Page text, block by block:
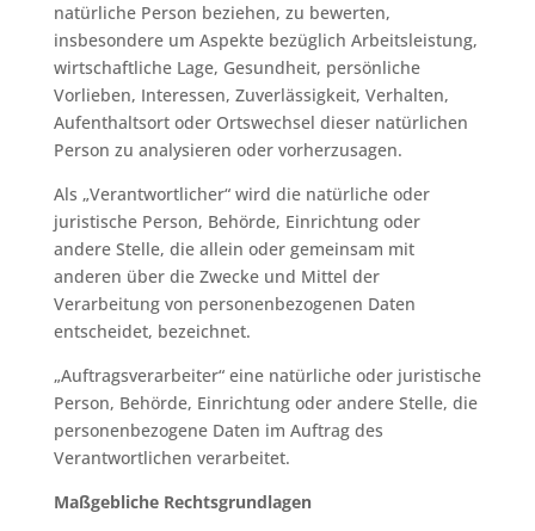
natürliche Person beziehen, zu bewerten,
insbesondere um Aspekte bezüglich Arbeitsleistung,
wirtschaftliche Lage, Gesundheit, persönliche
Vorlieben, Interessen, Zuverlässigkeit, Verhalten,
Aufenthaltsort oder Ortswechsel dieser natürlichen
Person zu analysieren oder vorherzusagen.
Als „Verantwortlicher“ wird die natürliche oder
juristische Person, Behörde, Einrichtung oder
andere Stelle, die allein oder gemeinsam mit
anderen über die Zwecke und Mittel der
Verarbeitung von personenbezogenen Daten
entscheidet, bezeichnet.
„Auftragsverarbeiter“ eine natürliche oder juristische
Person, Behörde, Einrichtung oder andere Stelle, die
personenbezogene Daten im Auftrag des
Verantwortlichen verarbeitet.
Maßgebliche Rechtsgrundlagen